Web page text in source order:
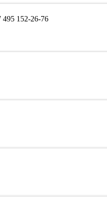
152-26-76